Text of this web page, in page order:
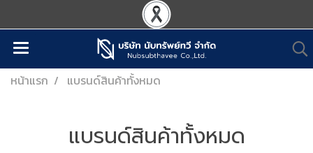
หน้าแรก แบรนด์สินค้าทั้งหมด
แบรนด์สินค้าทั้งหมด